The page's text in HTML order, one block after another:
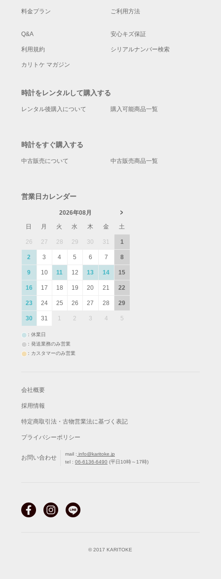
料金プラン ご利用方法
Q&A 安心キズ保証
利用規約 シリアルナンバー検索
カリトケ マガジン
時計をレンタルして購入する
レンタル後購入について 購入可能商品一覧
時計をすぐ購入する
中古販売について 中古販売商品一覧
営業日カレンダー
2026年08月
日
月 火 水 木 金 土
26 27 28 29 30 31 1
2 3 4 5 6 7 8
9 10 11 12 13 14 15
16 17 18 19 20 21 22
23 24 25 26 27 28 29
30 31 1 2 3 4 5
：休業日
：発送業務のみ営業
：カスタマーのみ営業
会社概要
採用情報
特定商取引法・古物営業法に基づく表記
プライバシーポリシー
お問い合わせ
mail : info@karitoke.jp
tel : 06-6136-6490 (平日10時～17時)
© 2017 KARITOKE